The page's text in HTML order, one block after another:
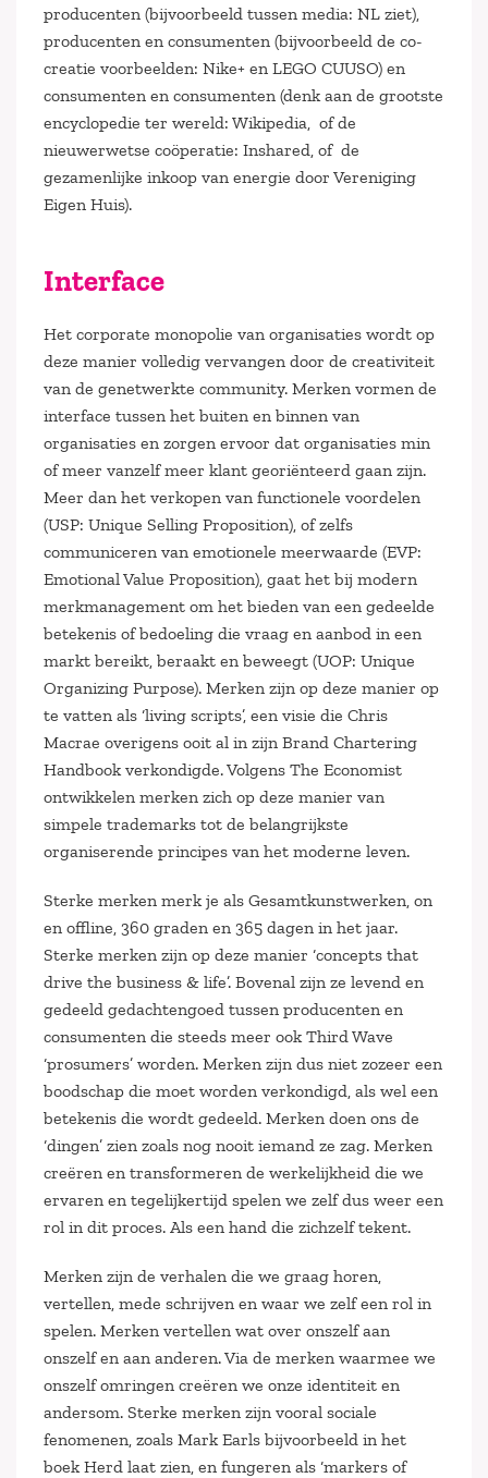
producenten (bijvoorbeeld tussen media: NL ziet),
producenten en consumenten (bijvoorbeeld de co-
creatie voorbeelden: Nike+ en LEGO CUUSO) en
consumenten en consumenten (denk aan de grootste
encyclopedie ter wereld: Wikipedia, of de
nieuwerwetse coöperatie: Inshared, of de
gezamenlijke inkoop van energie door Vereniging
Eigen Huis).
Interface
Het corporate monopolie van organisaties wordt op
deze manier volledig vervangen door de creativiteit
van de genetwerkte community. Merken vormen de
interface tussen het buiten en binnen van
organisaties en zorgen ervoor dat organisaties min
of meer vanzelf meer klant georiënteerd gaan zijn.
Meer dan het verkopen van functionele voordelen
(USP: Unique Selling Proposition), of zelfs
communiceren van emotionele meerwaarde (EVP:
Emotional Value Proposition), gaat het bij modern
merkmanagement om het bieden van een gedeelde
betekenis of bedoeling die vraag en aanbod in een
markt bereikt, beraakt en beweegt (UOP: Unique
Organizing Purpose). Merken zijn op deze manier op
te vatten als ‘living scripts’, een visie die Chris
Macrae overigens ooit al in zijn Brand Chartering
Handbook verkondigde. Volgens The Economist
ontwikkelen merken zich op deze manier van
simpele trademarks tot de belangrijkste
organiserende principes van het moderne leven.
Sterke merken merk je als Gesamtkunstwerken, on
en offline, 360 graden en 365 dagen in het jaar.
Sterke merken zijn op deze manier ‘concepts that
drive the business & life’. Bovenal zijn ze levend en
gedeeld gedachtengoed tussen producenten en
consumenten die steeds meer ook Third Wave
‘prosumers’ worden. Merken zijn dus niet zozeer een
boodschap die moet worden verkondigd, als wel een
betekenis die wordt gedeeld. Merken doen ons de
‘dingen’ zien zoals nog nooit iemand ze zag. Merken
creëren en transformeren de werkelijkheid die we
ervaren en tegelijkertijd spelen we zelf dus weer een
rol in dit proces. Als een hand die zichzelf tekent.
Merken zijn de verhalen die we graag horen,
vertellen, mede schrijven en waar we zelf een rol in
spelen. Merken vertellen wat over onszelf aan
onszelf en aan anderen. Via de merken waarmee we
onszelf omringen creëren we onze identiteit en
andersom. Sterke merken zijn vooral sociale
fenomenen, zoals Mark Earls bijvoorbeeld in het
boek Herd laat zien, en fungeren als ‘markers of